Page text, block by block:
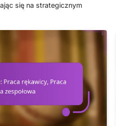
się na strategicznym